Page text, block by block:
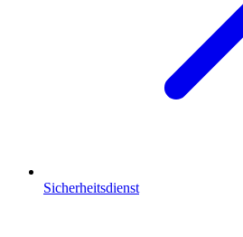
Sicherheitsdienst